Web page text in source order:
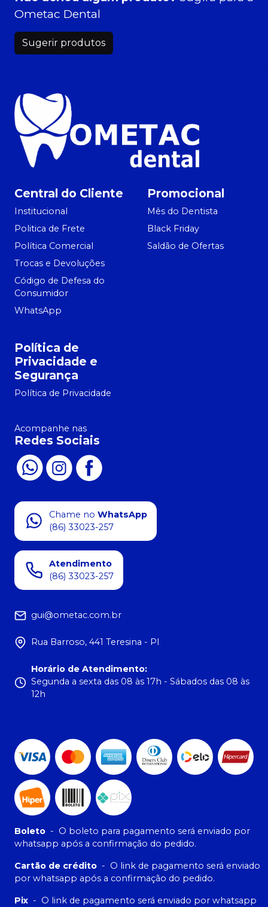
Ometac Dental
Sugerir produtos
Central do Cliente
Institucional
Politica de Frete
Política Comercial
Trocas e Devoluções
Código de Defesa do
Consumidor
WhatsApp
Promocional
Mês do Dentista
Black Friday
Saldão de Ofertas
Política de
Privacidade e
Segurança
Política de Privacidade
Acompanhe nas
Redes Sociais
Chame no WhatsApp
(86) 33023-257
Atendimento
(86) 33023-257
gui@ometac.com.br
Rua Barroso, 441 Teresina - PI
Horário de Atendimento:
Segunda a sexta das 08 às 17h - Sábados das 08 às
12h
Boleto - O boleto para pagamento será enviado por
whatsapp após a confirmação do pedido.
Cartão de crédito - O link de pagamento será enviado
por whatsapp após a confirmação do pedido.
Pix - O link de pagamento será enviado por whatsapp